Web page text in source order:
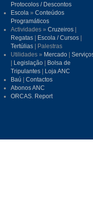
Protocolos / Descontos
Escola »Conteúdos
Programáticos
Actividades »Cruzeiros |
Regatas | Escola / Cursos |
Tertúlias | Palestras
Utilidades » Mercado |
| Legislação | Bolsa de
Tripulantes | Loja ANC
Baú |Contactos
Abonos ANC
ORCAS. Report